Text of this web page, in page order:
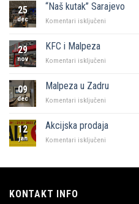
25
dec
“Naš kutak” Sarajevo
Komentari isključeni
29
nov
KFC i Malpeza
Komentari isključeni
Malpeza
09
dec
Malpeza u Zadru
Komentari isključeni
Zadru
12
jan
Akcijska prodaja
Komentari isključeni
KONTAKT INFO